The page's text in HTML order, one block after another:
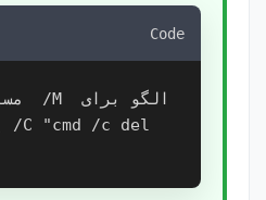
Code